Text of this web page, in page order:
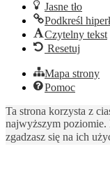
Jasne tło
Podkreśl
Czytelny tekst
Resetuj
Mapa strony
Pomoc
Ta strona korzysta z
najwyższym poziomie.
zgadzasz się na ich